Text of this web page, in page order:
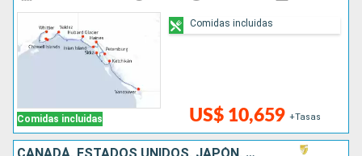
Comidas incluidas US$ 10,659 +Tasas
Comidas incluidas